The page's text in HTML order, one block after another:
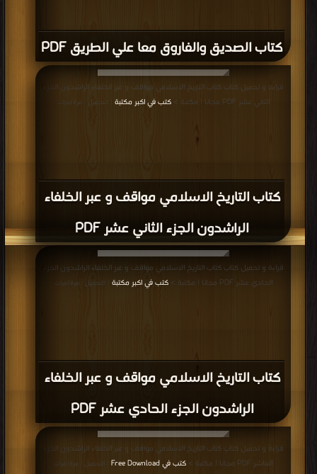
كتاب الصديق والفاروق معا علي الطريق PDF
كتاب التاريخ الاسلامي مواقف و عبر الخلفاء
الراشدون الجزء الثاني عشر PDF
قراءة و تحميل كتاب كتاب التاريخ الاسلامي مواقف و عبر الخلفاء الراشدون الجزء
الثاني عشر PDF مجانا | مكتبة >
كتب في اكبر مكتبة | التحميل : مرة/مرات
كتاب التاريخ الاسلامي مواقف و عبر الخلفاء
الراشدون الجزء الحادي عشر PDF
قراءة و تحميل كتاب كتاب التاريخ الاسلامي مواقف و عبر الخلفاء الراشدون الجزء
الحادي عشر PDF مجانا | مكتبة >
كتب في اكبر مكتبة | التحميل : مرة/مرات
قراءة و تحميل كتاب كتاب التاريخ الاسلامي مواقف و عبر الخلفاء الراشدون الجزء
العاشر PDF مجانا | مكتبة >
كتب في Free Download | التحميل : مرة/مرات